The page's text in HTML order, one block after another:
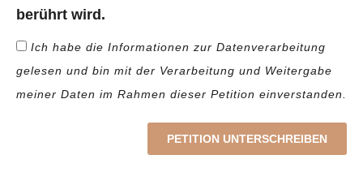
berührt wird.
Ich habe die Informationen zur Datenverarbeitung
gelesen und bin mit der Verarbeitung und Weitergabe
meiner Daten im Rahmen dieser Petition einverstanden.
PETITION UNTERSCHREIBEN